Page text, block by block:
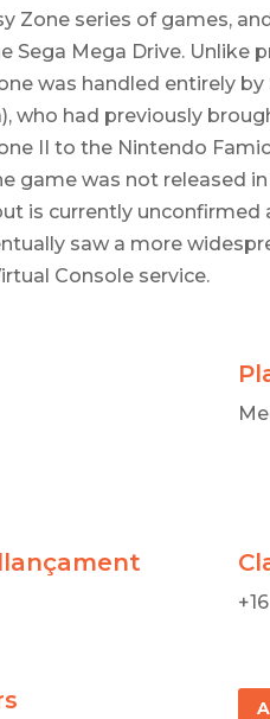
Zone series of games,
Sega Mega Drive. Unlike
was handled entirely
who had previously
II to the Nintendo
game was not released
is currently unconfirmed
saw a more
Console service.
+16